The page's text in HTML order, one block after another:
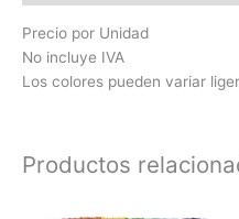
Precio por Unidad
No incluye IVA
Los colores pueden variar
Productos